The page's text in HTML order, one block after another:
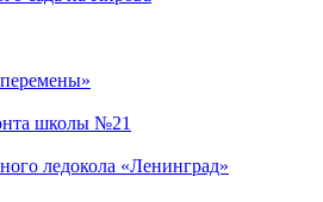
школы №21
ледокола «Ленинград»